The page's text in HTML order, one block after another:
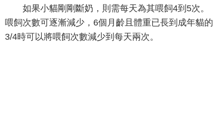
如果小貓剛剛斷奶，則需每天為其喂飼4到5次。
喂飼次數可逐漸減少，6個月齡且體重已長到成年貓的
3/4時可以將喂飼次數減少到每天兩次。